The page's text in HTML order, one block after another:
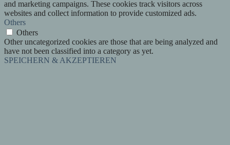
and marketing campaigns. These cookies track visitors across
websites and collect information to provide customized ads.
Others
Others
Other uncategorized cookies are those that are being analyzed and
have not been classified into a category as yet.
SPEICHERN & AKZEPTIEREN